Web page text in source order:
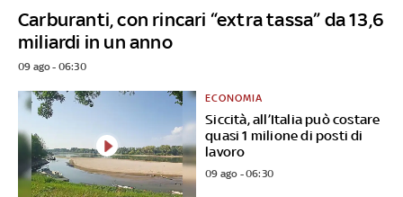
Carburanti, con rincari “extra tassa” da 13,6
miliardi in un anno
09 ago - 06:30
Siccità, all’Italia può costare
quasi 1 milione di posti di
lavoro
ECONOMIA
09 ago - 06:30